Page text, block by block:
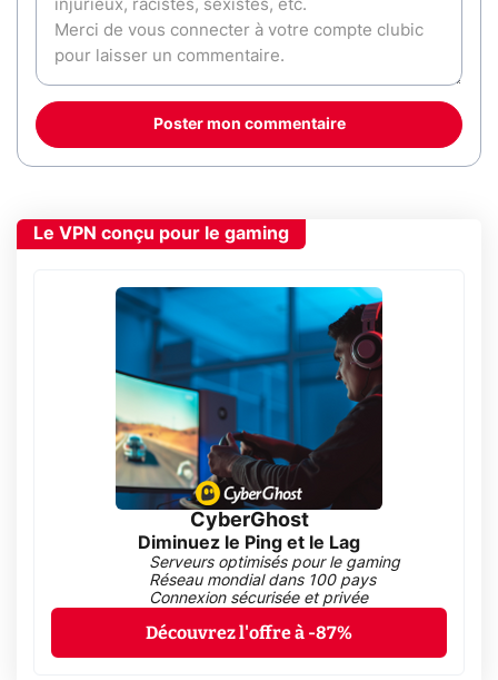
Poster mon commentaire
Le VPN conçu pour le gaming
CyberGhost
Diminuez le Ping et le Lag
Serveurs optimisés pour le gaming
Réseau mondial dans 100 pays
Connexion sécurisée et privée
Découvrez l'offre à -87%